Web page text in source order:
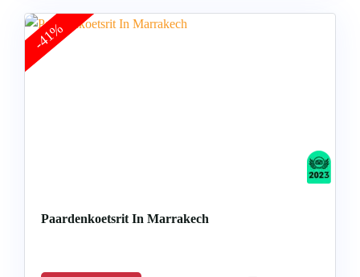
-41%
Paardenkoetsrit In Marrakech